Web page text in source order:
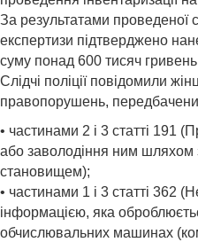
За результатами проведеної
експертизи підтверджено
суму понад 600 тисяч
Слідчі поліції повідомили
правопорушень,
• частинами 2 і 3 статті 191
або заволодіння ним
становищем);
• частинами 1 і 3 статті 362
інформацією, яка
обчислювальних машинах